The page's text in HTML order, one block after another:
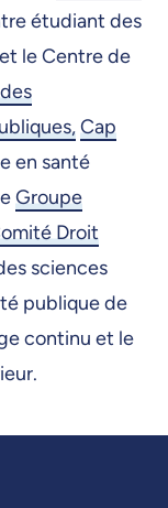
étudiant des
le Centre de
Cap
en santé
Groupe
Droit
sciences
publique de
continu et le